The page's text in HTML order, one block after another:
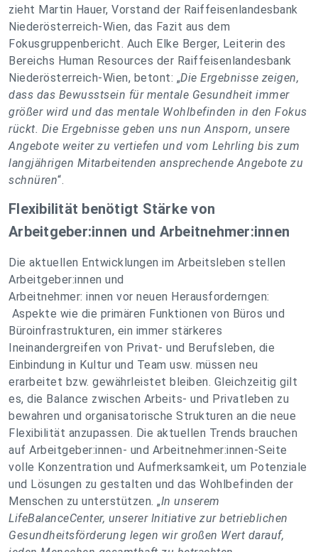
zieht Martin Hauer, Vorstand der Raiffeisenlandesbank
Niederösterreich-Wien, das Fazit aus dem
Fokusgruppenbericht. Auch Elke Berger, Leiterin des
Bereichs Human Resources der Raiffeisenlandesbank
Niederösterreich-Wien, betont: „Die Ergebnisse zeigen,
dass das Bewusstsein für mentale Gesundheit immer
größer wird und das mentale Wohlbefinden in den Fokus
rückt. Die Ergebnisse geben uns nun Ansporn, unsere
Angebote weiter zu vertiefen und vom Lehrling bis zum
langjährigen Mitarbeitenden ansprechende Angebote zu
schnüren“.
Flexibilität benötigt Stärke von
Arbeitgeber:innen und Arbeitnehmer:innen
Die aktuellen Entwicklungen im Arbeitsleben stellen
Arbeitgeber:innen und
Arbeitnehmer: innen vor neuen Herausforderngen:
Aspekte wie die primären Funktionen von Büros und
Büroinfrastrukturen, ein immer stärkeres
Ineinandergreifen von Privat- und Berufsleben, die
Einbindung in Kultur und Team usw. müssen neu
erarbeitet bzw. gewährleistet bleiben. Gleichzeitig gilt
es, die Balance zwischen Arbeits- und Privatleben zu
bewahren und organisatorische Strukturen an die neue
Flexibilität anzupassen. Die aktuellen Trends brauchen
auf Arbeitgeber:innen- und Arbeitnehmer:innen-Seite
volle Konzentration und Aufmerksamkeit, um Potenziale
und Lösungen zu gestalten und das Wohlbefinden der
Menschen zu unterstützen. „In unserem
LifeBalanceCenter, unserer Initiative zur betrieblichen
Gesundheitsförderung legen wir großen Wert darauf,